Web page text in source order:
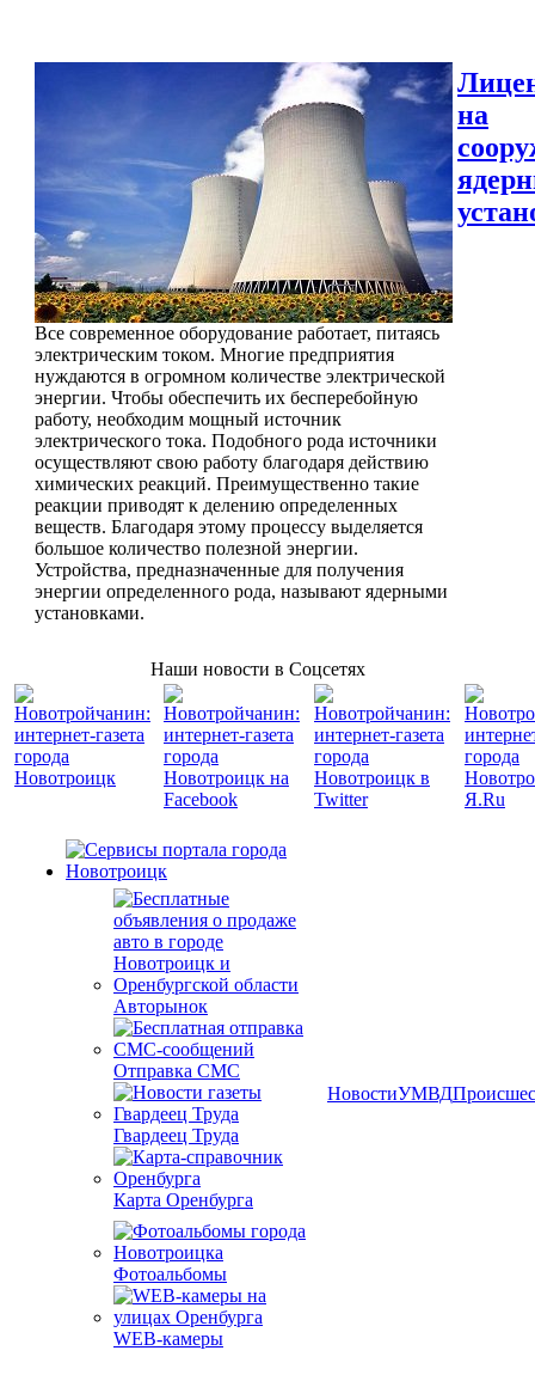
Все современное оборудование работает, питаясь
электрическим током. Многие предприятия
нуждаются в огромном количестве электрической
энергии. Чтобы обеспечить их бесперебойную
работу, необходим мощный источник
электрического тока. Подобного рода источники
осуществляют свою работу благодаря действию
химических реакций. Преимущественно такие
реакции приводят к делению определенных
веществ. Благодаря этому процессу выделяется
большое количество полезной энергии.
Устройства, предназначенные для получения
энергии определенного рода, называют ядерными
установками.
на
Наши новости в Соцсетях
Авторынок
Отправка СМС
Гвардеец Труда
Карта Оренбурга
Фотоальбомы
WEB-камеры
НовостиУМВД